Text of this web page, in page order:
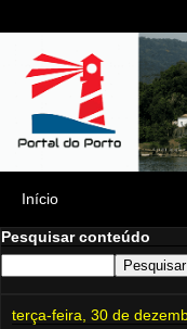
Pesquisar conteúdo
terça-feira, 30 de